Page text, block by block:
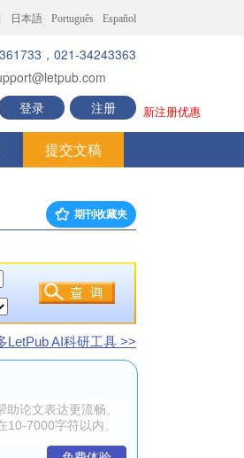
日本語 Português Español
，021-34243363
登录
注册 新注册优惠
提交文稿
期刊收藏夹
LetPub AI科研工具 >>